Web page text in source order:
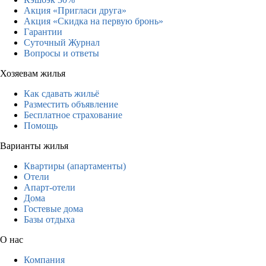
Акция «Пригласи друга»
Акция «Скидка на первую бронь»
Гарантии
Суточный Журнал
Вопросы и ответы
Хозяевам жилья
Как сдавать жильё
Разместить объявление
Бесплатное страхование
Помощь
Варианты жилья
Квартиры (апартаменты)
Отели
Апарт-отели
Дома
Гостевые дома
Базы отдыха
О нас
Компания